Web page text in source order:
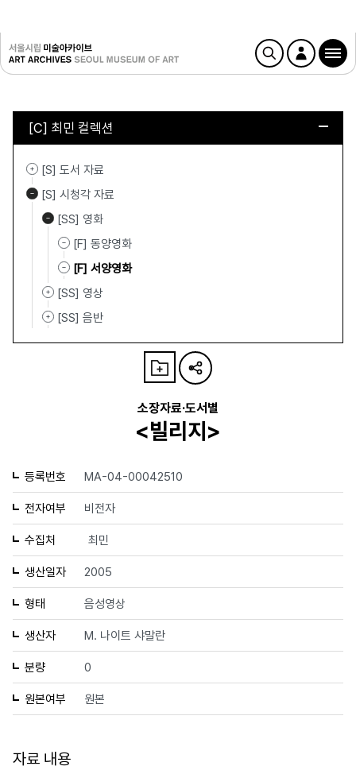
[C] 최민 컬렉션
[S] 도서 자료
[S] 시청각 자료
[SS] 영화
[F] 동양영화
[F] 서양영화
[SS] 영상
[SS] 음반
소장자료·도서별
<빌리지>
등록번호 MA-04-00042510
전자여부 비전자
수집처 최민
생산일자 2005
형태 음성영상
생산자 M. 나이트 샤말란
분량 0
원본여부 원본
자료 내용